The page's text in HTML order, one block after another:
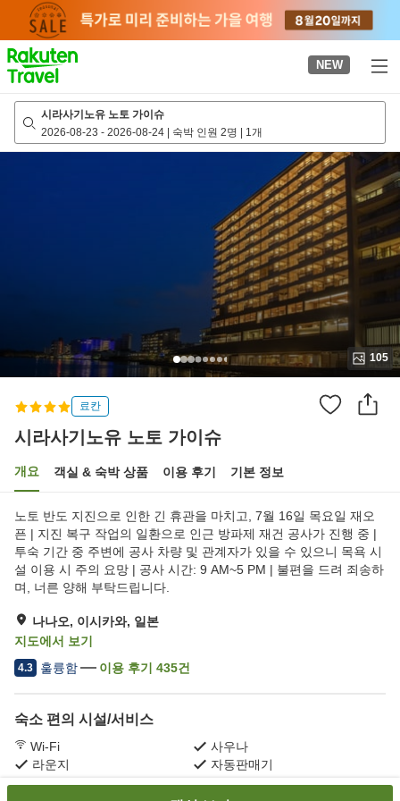
page
NEW
시라사기노유 노토 가이슈
2026-08-23 - 2026-08-24 | 숙박 인원 2명 | 1개
105
료칸
시라사기노유 노토 가이슈
개요 객실 & 숙박 상품 이용 후기 기본 정보
노토 반도 지진으로 인한 긴 휴관을 마치고, 7월 16일 목요일 재오
픈 | 지진 복구 작업의 일환으로 인근 방파제 재건 공사가 진행 중 |
투숙 기간 중 주변에 공사 차량 및 관계자가 있을 수 있으니 목욕 시
설 이용 시 주의 요망 | 공사 시간: 9 AM~5 PM | 불편을 드려 죄송하
며, 너른 양해 부탁드립니다.
나나오, 이시카와, 일본
지도에서 보기
4.3 훌륭함 이용 후기 435건
숙소 편의 시설/서비스
Wi-Fi
사우나
라운지
자동판매기